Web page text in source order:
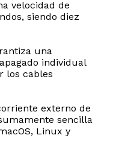
velocidad de
siendo diez
una
individual
los cables
externo de
sencilla
Linux y